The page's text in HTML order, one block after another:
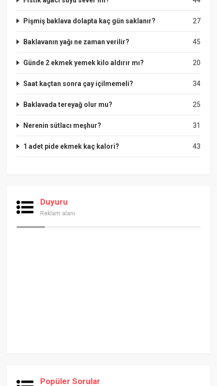
27
Pişmiş baklava dolapta kaç gün saklanır?
45
Baklavanın yağı ne zaman verilir?
20
Günde 2 ekmek yemek kilo aldırır mı?
34
Saat kaçtan sonra çay içilmemeli?
25
Baklavada tereyağ olur mu?
31
Nerenin sütlacı meşhur?
43
1 adet pide ekmek kaç kalori?
Duyuru
Reklam alanı
Popüler Sorular